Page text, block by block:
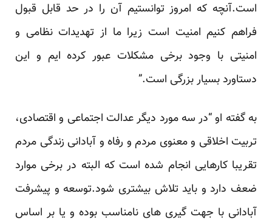
است.آنچه که امروز توانستیم آن را در حد قابل قبول
فراهم کنیم امنیت است زیرا ما از تهدیدات نظامی و
امنیتی با وجود برخی مشکلات عبور کرده ایم و این
دستاورد بسیار بزرگی است.”
به گفته او “در سه مورد دیگر عدالت اجتماعی و اقتصادی،
تربیت اخلاقی و معنوی مردم و رفاه و آبادانی زندگی مردم
تقریبا کارهایی انجام شده است که البته در برخی موارد
ضعف دارد و باید تلاش بیشتری شود.توسعه و پیشرفت
آبادانی با جهت گیری های نامناسب بوده و یا بر اساس